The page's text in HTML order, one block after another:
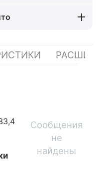
Сообщения
не
найдены